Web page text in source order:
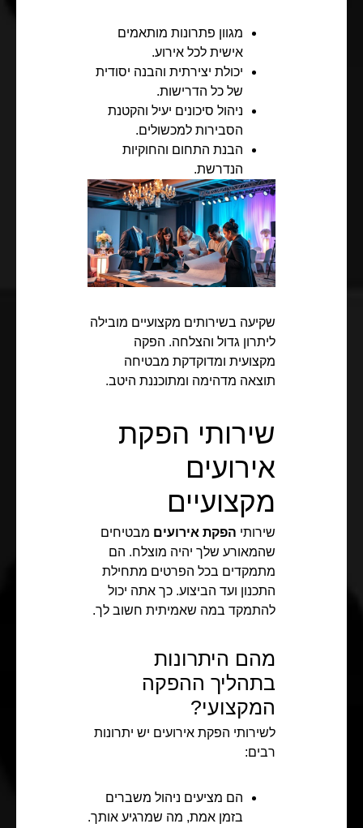
מגוון פתרונות מותאמים
אישית לכל אירוע.
יכולת יצירתית והבנה יסודית
של כל הדרישות.
ניהול סיכונים יעיל והקטנת
הסבירות למכשולים.
הבנת התחום והחוקיות
הנדרשת.
שקיעה בשירותים מקצועיים מובילה
ליתרון גדול והצלחה. הפקה
מקצועית ומדוקדקת מבטיחה
תוצאה מדהימה ומתוכננת היטב.
שירותי הפקת
אירועים
מקצועיים
שירותי הפקת אירועים מבטיחים
שהמאורע שלך יהיה מוצלח. הם
מתמקדים בכל הפרטים מתחילת
התכנון ועד הביצוע. כך אתה יכול
להתמקד במה שאמיתית חשוב לך.
מהם היתרונות
בתהליך ההפקה
המקצועי?
לשירותי הפקת אירועים יש יתרונות
רבים:
הם מציעים ניהול משברים
בזמן אמת, מה שמרגיע אותך.